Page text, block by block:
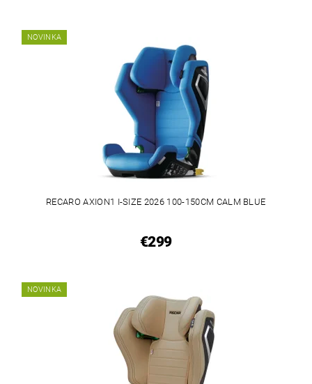
NOVINKA
RECARO AXION1 I-SIZE 2026 100-150CM CALM BLUE
€299
NOVINKA